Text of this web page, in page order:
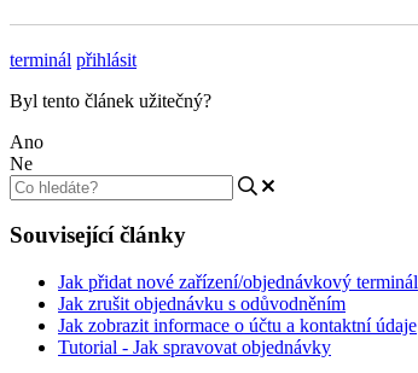
terminál přihlásit
Byl tento článek užitečný?
Ano
Ne
Související články
Jak přidat nové zařízení/objednávkový terminál
Jak zrušit objednávku s odůvodněním
Jak zobrazit informace o účtu a kontaktní údaje
Tutorial - Jak spravovat objednávky